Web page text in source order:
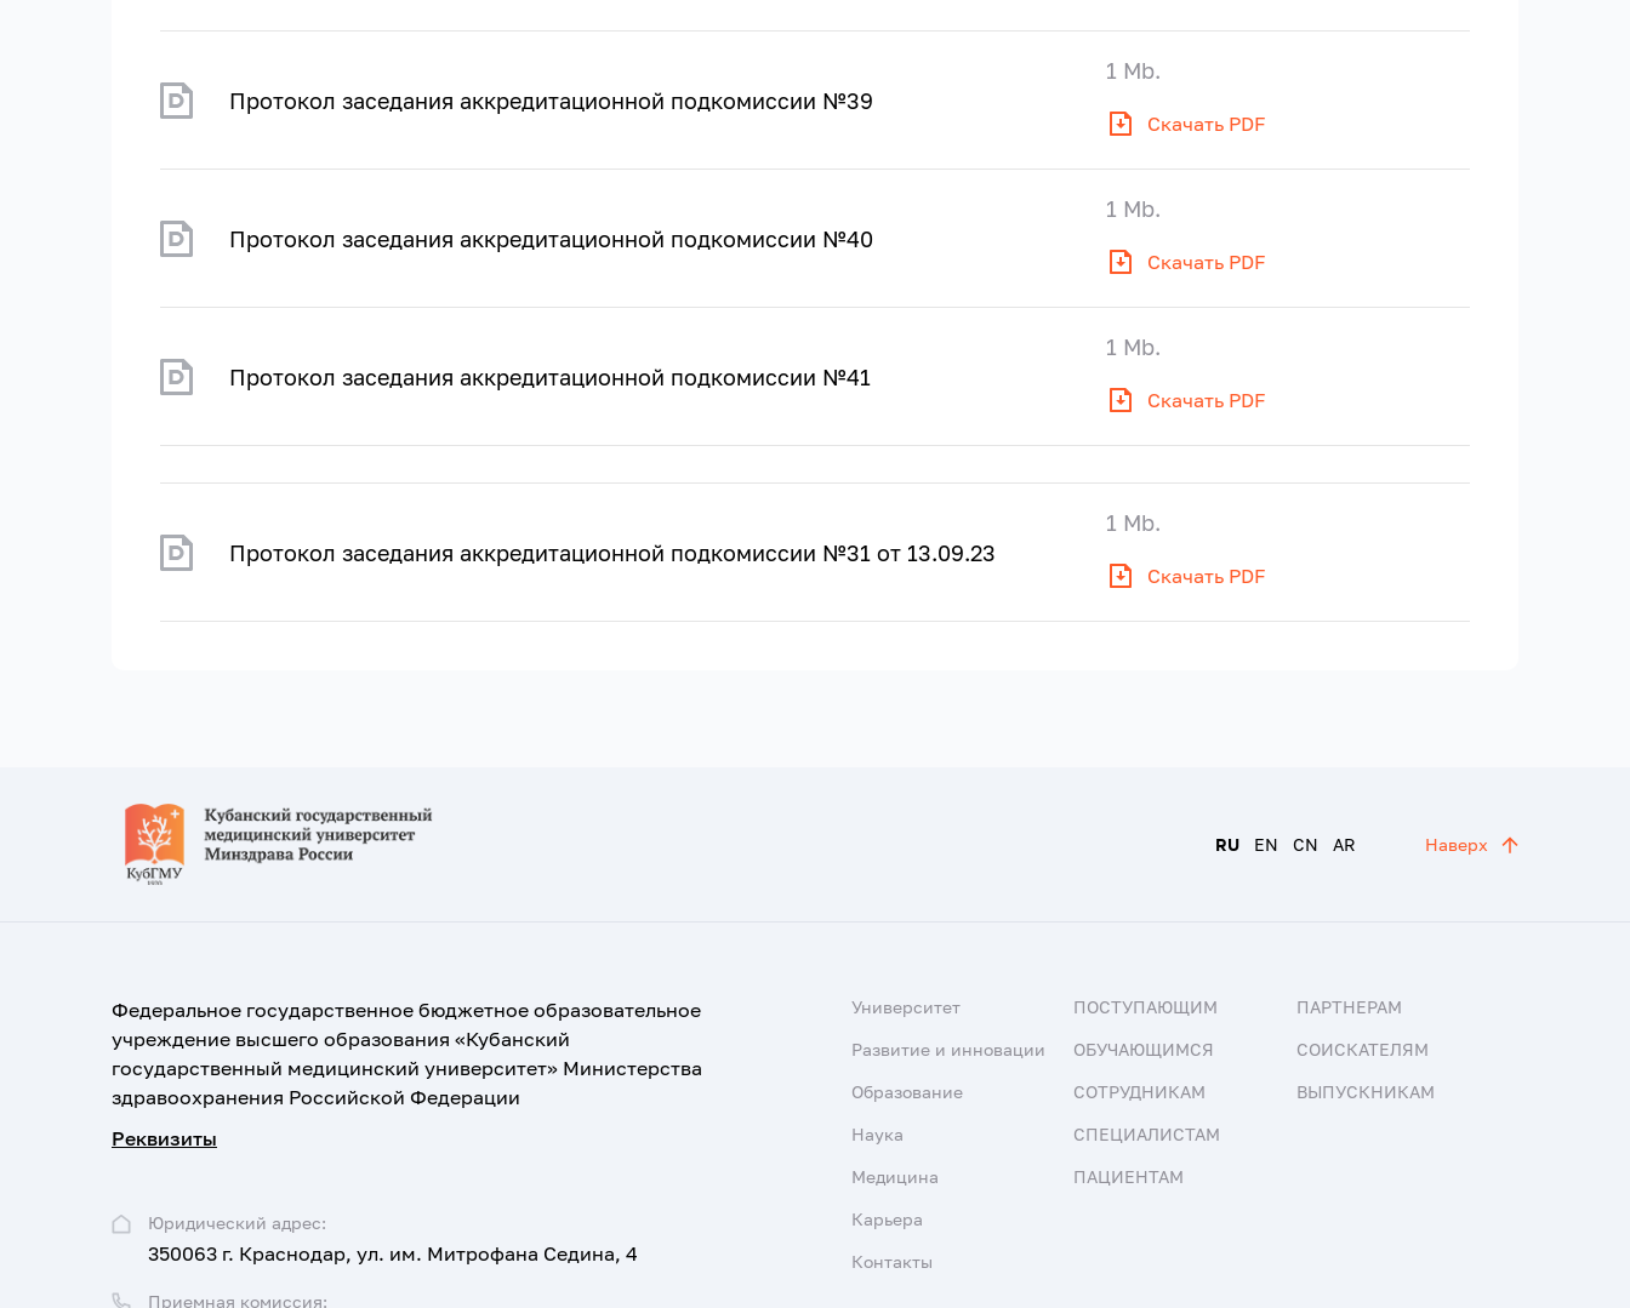
Протокол заседания аккредитационной подкомиссии №39
Скачать PDF
1 Mb.
Протокол заседания аккредитационной подкомиссии №40
Скачать PDF
1 Mb.
Протокол заседания аккредитационной подкомиссии №41
Скачать PDF
1 Mb.
Протокол заседания аккредитационной подкомиссии №31 от 13.09.23
Скачать PDF
1 Mb.
RU EN CN AR Наверх
Федеральное государственное бюджетное образовательное
учреждение высшего образования «Кубанский
государственный медицинский университет» Министерства
здравоохранения Российской Федерации
Реквизиты
Юридический адрес:
350063 г. Краснодар, ул. им. Митрофана Седина, 4
Приемная комиссия:
Университет
Развитие и инновации
Образование
Наука
Медицина
Карьера
Контакты
ПОСТУПАЮЩИМ
ОБУЧАЮЩИМСЯ
СОТРУДНИКАМ
СПЕЦИАЛИСТАМ
ПАЦИЕНТАМ
ПАРТНЕРАМ
СОИСКАТЕЛЯМ
ВЫПУСКНИКАМ